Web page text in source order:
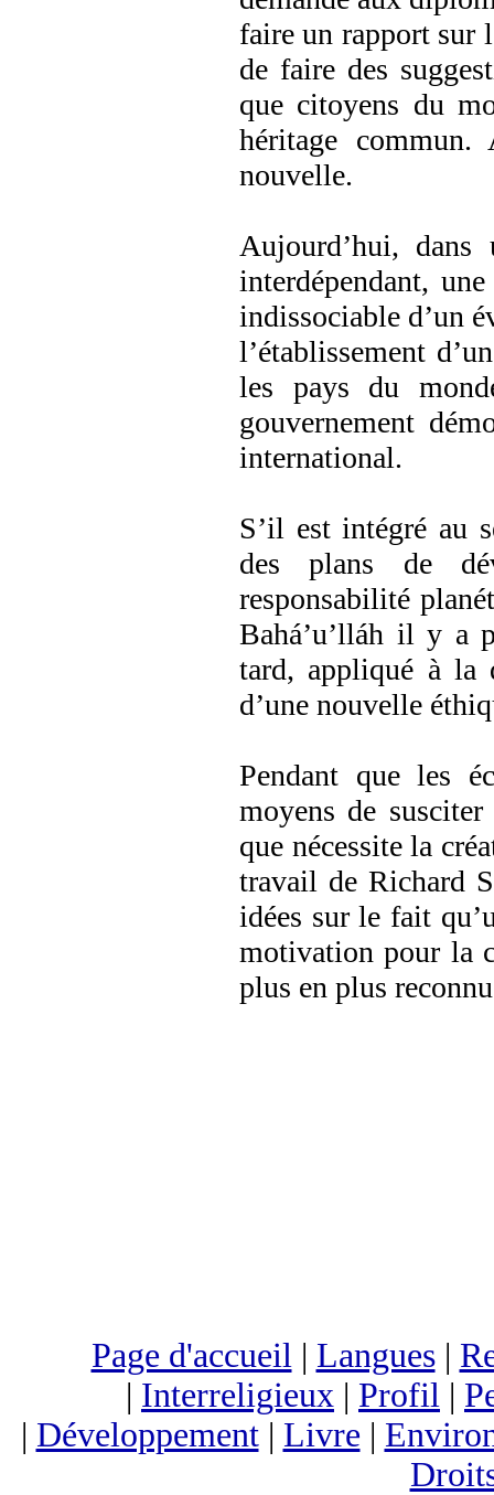
faire un rapport sur
de faire des
que citoyens du
héritage
nouvelle.
Aujourd’hui,
interdépendant,
indissociable d’un
l’établissement
les pays du
gouvernement
international.
S’il est intégré au
des plans de
responsabilité
Bahá’u’lláh il y a
tard, appliqué à la
d’une nouvelle
Pendant que les
moyens de susciter
que nécessite la
travail de Richard
idées sur le fait
motivation pour la
plus en plus
Page d'accueil| Langues|
| Interreligieux | Profil |
| Développement| Livre |